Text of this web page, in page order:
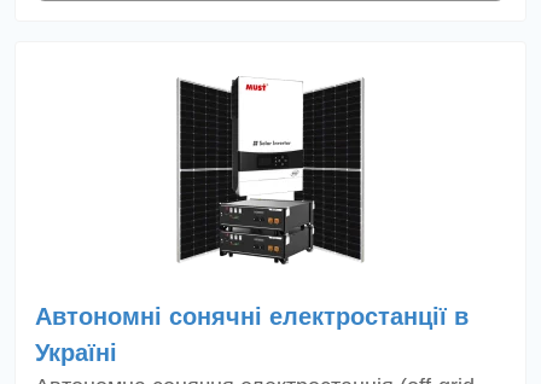
Автономні сонячні електростанції в
Україні